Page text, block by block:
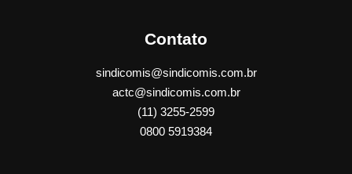
Contato
sindicomis@sindicomis.com.br
actc@sindicomis.com.br
(11) 3255-2599
0800 5919384